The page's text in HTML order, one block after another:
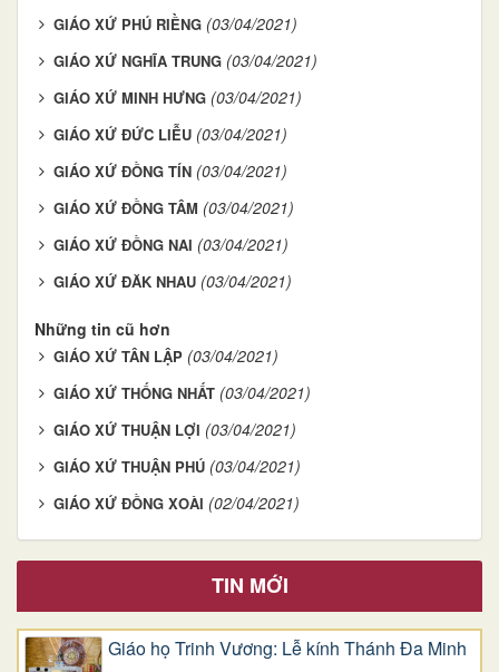
GIÁO XỨ PHÚ RIỀNG (03/04/2021)
GIÁO XỨ NGHĨA TRUNG (03/04/2021)
GIÁO XỨ MINH HƯNG (03/04/2021)
GIÁO XỨ ĐỨC LIỄU (03/04/2021)
GIÁO XỨ ĐỒNG TÍN (03/04/2021)
GIÁO XỨ ĐỒNG TÂM (03/04/2021)
GIÁO XỨ ĐỒNG NAI (03/04/2021)
GIÁO XỨ ĐĂK NHAU (03/04/2021)
Những tin cũ hơn
GIÁO XỨ TÂN LẬP (03/04/2021)
GIÁO XỨ THỐNG NHẤT (03/04/2021)
GIÁO XỨ THUẬN LỢI (03/04/2021)
GIÁO XỨ THUẬN PHÚ (03/04/2021)
GIÁO XỨ ĐỒNG XOÀI (02/04/2021)
TIN MỚI
Giáo họ Trinh Vương: Lễ kính Thánh Đa Minh